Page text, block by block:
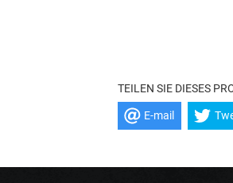
TEILEN SIE DIESES
E-mail